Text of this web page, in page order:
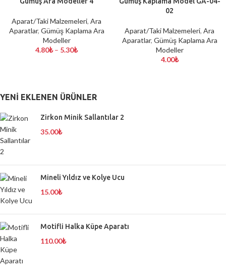
Aparat/Taki Malzemeleri, Ara
Aparatlar, Gümüş Kaplama Ara
Modeller
4.80₺ – 5.30₺
02
Aparat/Taki Malzemeleri, Ara
Aparatlar, Gümüş Kaplama Ara
Modeller
4.00₺
YENI EKLENEN ÜRÜNLER
Zirkon Minik Sallantılar 2
35.00₺
Mineli Yıldız ve Kolye Ucu
15.00₺
Motifli Halka Küpe Aparatı
110.00₺